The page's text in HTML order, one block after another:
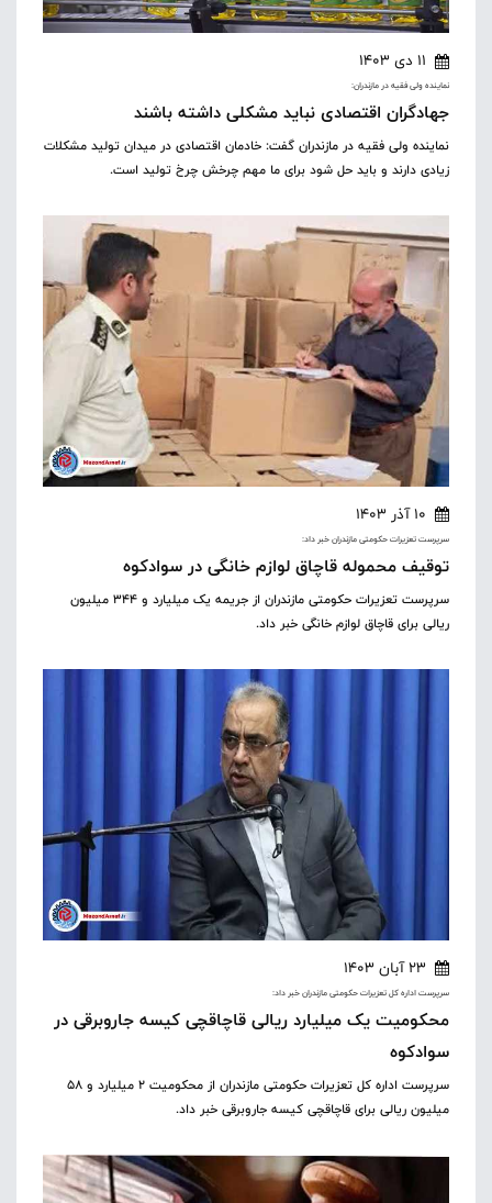
11 دی 1403
نماینده ولی فقیه در مازندران:
جهادگران اقتصادی نباید مشکلی داشته باشند
نماینده ولی فقیه در مازندران گفت: خادمان اقتصادی در میدان تولید مشکلات
زیادی دارند و باید حل شود برای ما مهم چرخش چرخ تولید است.
10 آذر 1403
سرپرست تعزیرات حکومتی مازندران خبر داد:
توقیف محموله قاچاق لوازم خانگی در سوادکوه
سرپرست تعزیرات حکومتی مازندران از جریمه یک میلیارد و 344 میلیون
ریالی برای قاچاق لوازم خانگی خبر داد.
23 آبان 1403
سرپرست اداره کل تعزیرات حکومتی مازندران خبر داد:
محکومیت یک میلیارد ریالی قاچاقچی کیسه جاروبرقی در
سوادکوه
سرپرست اداره کل تعزیرات حکومتی مازندران از محکومیت ۲ میلیارد و ۵۸
میلیون ریالی برای قاچاقچی کیسه جاروبرقی خبر داد.